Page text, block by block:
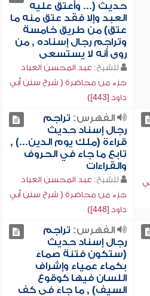
حديث (... وأعتق عليه
العبد وإلا فقد عتق منه ما
عتق) من طريق خامسة
وتراجم رجال إسناده , من
روى أنه لا يستسعى
للشيخ: عبد المحسن العباد
جزء من محاضرة ( شرح سنن أبي
داود [443])
الفهرس: تراجم
رجال إسناد حديث
قراءة (ملك يوم الدين...) ,
تابع ما جاء في الحروف
والقراءات
للشيخ: عبد المحسن العباد
جزء من محاضرة ( شرح سنن أبي
داود [448])
الفهرس: تراجم
رجال إسناد حديث
(ستكون فتنة صماء
بكماء عمياء وإشراف
اللسان فيها كوقوع
السيف) , ما جاء في كف